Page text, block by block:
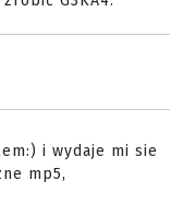
i wydaje mi sie
mp5,